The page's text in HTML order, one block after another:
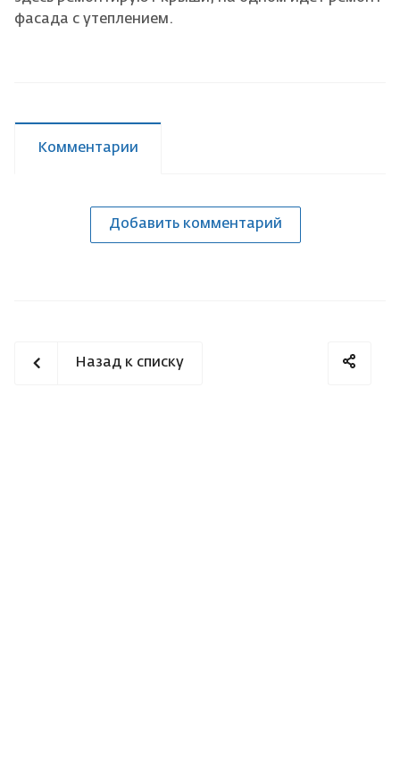
фасада с утеплением.
Комментарии
Добавить комментарий
Назад к списку